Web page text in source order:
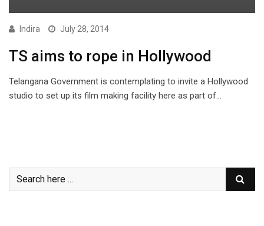
Indira July 28, 2014
TS aims to rope in Hollywood
Telangana Government is contemplating to invite a Hollywood
studio to set up its film making facility here as part of…